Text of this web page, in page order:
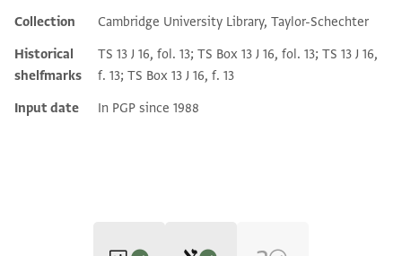
Additional metadata
Collection
Cambridge University Library, Taylor-Schechter
Historical
shelfmarks
TS 13 J 16, fol. 13; TS Box 13 J 16, fol. 13; TS 13 J 16,
f. 13; TS Box 13 J 16, f. 13
Input date
In PGP since 1988